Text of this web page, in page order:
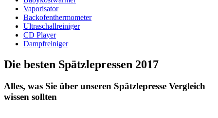
Vaporisator
Backofenthermometer
Ultraschallreiniger
CD Player
Dampfreiniger
Die besten Spätzlepressen 2017
Alles, was Sie über unseren Spätzlepresse Vergleich
wissen sollten